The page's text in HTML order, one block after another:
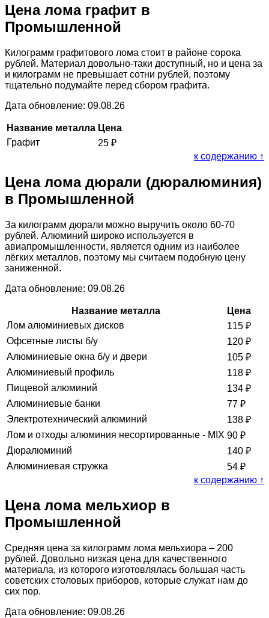
Цена лома графит в
Промышленной
Килограмм графитового лома стоит в районе сорока
рублей. Материал довольно-таки доступный, но и цена за
и килограмм не превышает сотни рублей, поэтому
тщательно подумайте перед сбором графита.
Дата обновление: 09.08.26
Название металла Цена
Графит
25 ₽
к содержанию ↑
Цена лома дюрали (дюралюминия)
в Промышленной
За килограмм дюрали можно выручить около 60-70
рублей. Алюминий широко используется в
авиапромышленности, является одним из наиболее
лёгких металлов, поэтому мы считаем подобную цену
заниженной.
Дата обновление: 09.08.26
Название металла
Цена
Лом алюминиевых дисков
115 ₽
Офсетные листы б/у
120 ₽
Алюминиевые окна б/у и двери
105 ₽
Алюминиевый профиль
118 ₽
Пищевой алюминий
134 ₽
Алюминиевые банки
77 ₽
Электротехнический алюминий
138 ₽
Лом и отходы алюминия несортированные - MIX 90 ₽
Дюралюминий
140 ₽
Алюминиевая стружка
54 ₽
к содержанию ↑
Цена лома мельхиор в
Промышленной
Средняя цена за килограмм лома мельхиора – 200
рублей. Довольно низкая цена для качественного
материала, из которого изготовлялась большая часть
советских столовых приборов, которые служат нам до
сих пор.
Дата обновление: 09.08.26